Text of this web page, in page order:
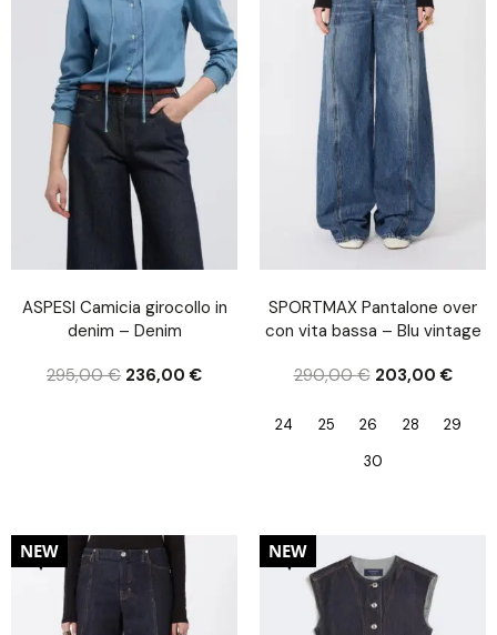
ASPESI Camicia girocollo in
denim – Denim
295,00€ 236,00€
SPORTMAX Pantalone over
con vita bassa – Blu vintage
290,00€ 203,00€
24 25 26 28
29
30
30%
NEW 30%
NEW